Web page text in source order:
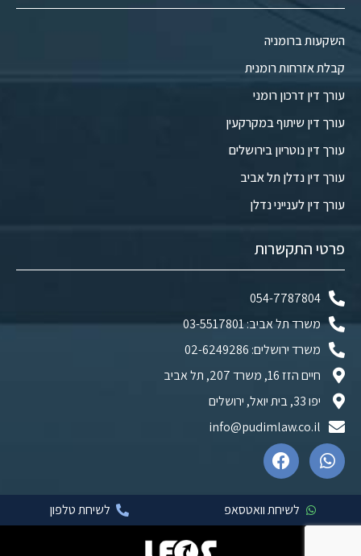
השקעות ברומניה
קבלת אזרחות רומנית
עורך דין דרכון רומני
עורך דין שיתוף במקרקעין
עורך דין נוטריון בירושלים
עורך דין נדלן תל אביב
עורך דין לענייני נדלן
פרטי התקשרות
054-7787804
משרד תל אביב: 03-5517801
משרד ירושלים: 02-6249286
חיים הזז 16, משרד 207, תל אביב
יפו 33, בית יואל, ירושלים
info@pudimlaw.co.il
לשיחת וואטסאפ לשיחת טלפון